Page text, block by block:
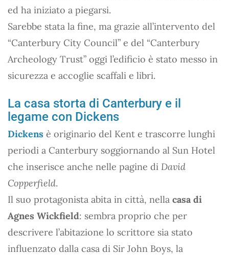
ed ha iniziato a piegarsi.
Sarebbe stata la fine, ma grazie all’intervento del
“Canterbury City Council” e del “Canterbury
Archeology Trust” oggi l’edificio è stato messo in
sicurezza e accoglie scaffali e libri.
La casa storta di Canterbury e il
legame con Dickens
Dickens è originario del Kent e trascorre lunghi
periodi a Canterbury soggiornando al Sun Hotel
che inserisce anche nelle pagine di David
Copperfield.
Il suo protagonista abita in città, nella casa di
Agnes Wickfield: sembra proprio che per
descrivere l’abitazione lo scrittore sia stato
influenzato dalla casa di Sir John Boys, la